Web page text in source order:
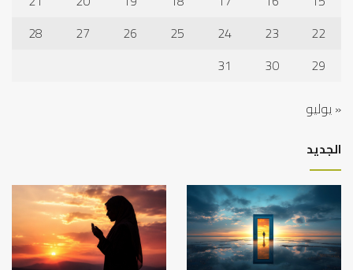
22
23
24
25
26
27
28
29
30
31
« يوليو
الجديد